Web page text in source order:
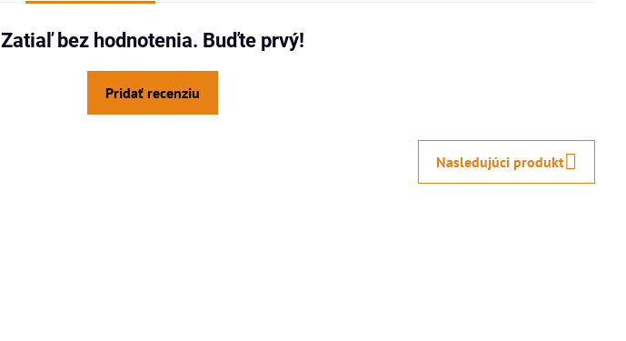
Zatiaľ bez hodnotenia. Buďte prvý!
Pridať recenziu
Nasledujúci produkt